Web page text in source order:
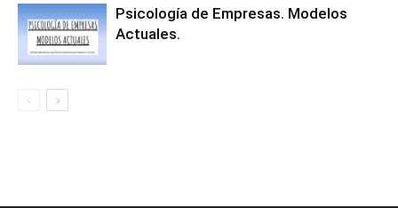
Psicología de Empresas. Modelos
Actuales.